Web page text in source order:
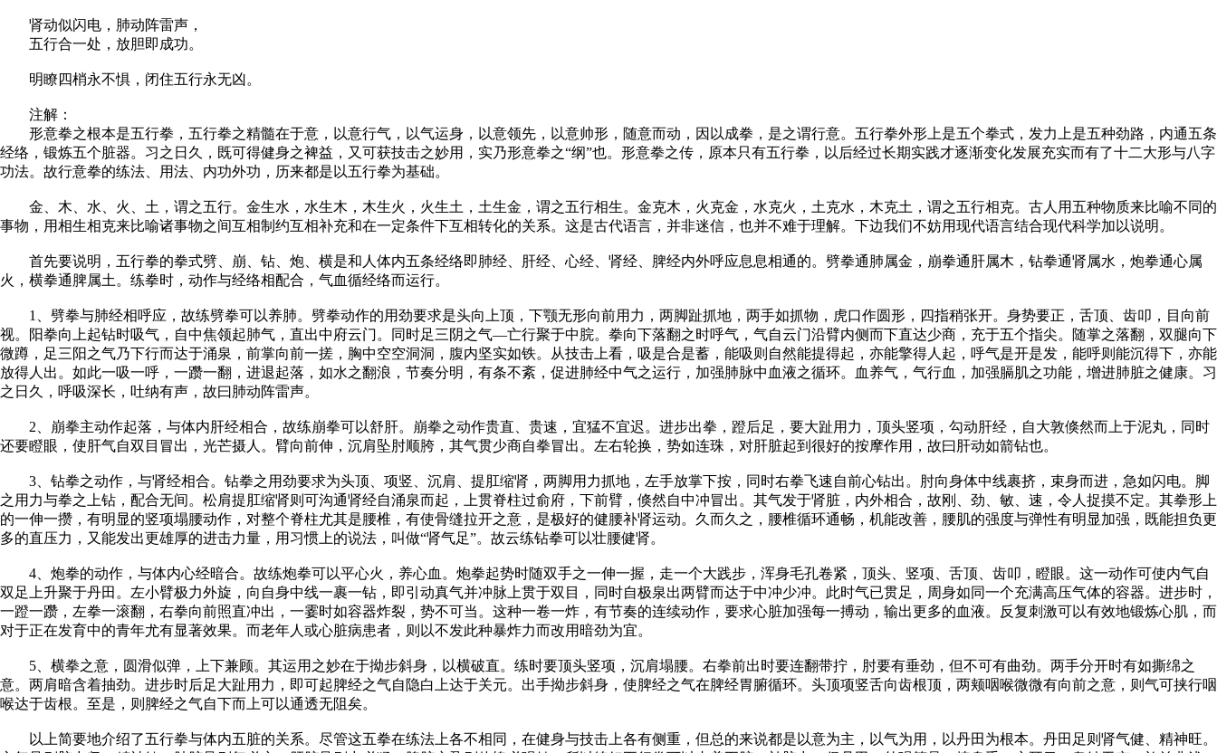
肾动似闪电，肺动阵雷声，
五行合一处，放胆即成功。
明瞭四梢永不惧，闭住五行永无凶。
注解：
形意拳之根本是五行拳，五行拳之精髓在于意，以意行气，以气运身，以意领先，以意帅形，随意而动，因以成拳，是之谓行意。五行拳外形上是五个拳式，发力上是五种劲路，内通五条
经络，锻炼五个脏器。习之日久，既可得健身之裨益，又可获技击之妙用，实乃形意拳之“纲”也。形意拳之传，原本只有五行拳，以后经过长期实践才逐渐变化发展充实而有了十二大形与八字
功法。故行意拳的练法、用法、内功外功，历来都是以五行拳为基础。
金、木、水、火、土，谓之五行。金生水，水生木，木生火，火生土，土生金，谓之五行相生。金克木，火克金，水克火，土克水，木克土，谓之五行相克。古人用五种物质来比喻不同的
事物，用相生相克来比喻诸事物之间互相制约互相补充和在一定条件下互相转化的关系。这是古代语言，并非迷信，也并不难于理解。下边我们不妨用现代语言结合现代科学加以说明。
首先要说明，五行拳的拳式劈、崩、钻、炮、横是和人体内五条经络即肺经、肝经、心经、肾经、脾经内外呼应息息相通的。劈拳通肺属金，崩拳通肝属木，钻拳通肾属水，炮拳通心属
火，横拳通脾属土。练拳时，动作与经络相配合，气血循经络而运行。
1、劈拳与肺经相呼应，故练劈拳可以养肺。劈拳动作的用劲要求是头向上顶，下颚无形向前用力，两脚趾抓地，两手如抓物，虎口作圆形，四指稍张开。身势要正，舌顶、齿叩，目向前
视。阳拳向上起钻时吸气，自中焦领起肺气，直出中府云门。同时足三阴之气—亡行聚于中脘。拳向下落翻之时呼气，气自云门沿臂内侧而下直达少商，充于五个指尖。随掌之落翻，双腿向下
微蹲，足三阳之气乃下行而达于涌泉，前掌向前一搓，胸中空空洞洞，腹内坚实如铁。从技击上看，吸是合是蓄，能吸则自然能提得起，亦能擎得人起，呼气是开是发，能呼则能沉得下，亦能
放得人出。如此一吸一呼，一躜一翻，进退起落，如水之翻浪，节奏分明，有条不紊，促进肺经中气之运行，加强肺脉中血液之循环。血养气，气行血，加强膈肌之功能，增进肺脏之健康。习
之日久，呼吸深长，吐纳有声，故曰肺动阵雷声。
2、崩拳主动作起落，与体内肝经相合，故练崩拳可以舒肝。崩拳之动作贵直、贵速，宜猛不宜迟。进步出拳，蹬后足，要大趾用力，顶头竖项，勾动肝经，自大敦倏然而上于泥丸，同时
还要瞪眼，使肝气自双目冒出，光芒摄人。臂向前伸，沉肩坠肘顺胯，其气贯少商自拳冒出。左右轮换，势如连珠，对肝脏起到很好的按摩作用，故曰肝动如箭钻也。
3、钻拳之动作，与肾经相合。钻拳之用劲要求为头顶、项竖、沉肩、提肛缩肾，两脚用力抓地，左手放掌下按，同时右拳飞速自前心钻出。肘向身体中线裹挤，束身而进，急如闪电。脚
之用力与拳之上钻，配合无间。松肩提肛缩肾则可沟通肾经自涌泉而起，上贯脊柱过俞府，下前臂，倏然自中冲冒出。其气发于肾脏，内外相合，故刚、劲、敏、速，令人捉摸不定。其拳形上
的一伸一攒，有明显的竖项塌腰动作，对整个脊柱尤其是腰椎，有使骨缝拉开之意，是极好的健腰补肾运动。久而久之，腰椎循环通畅，机能改善，腰肌的强度与弹性有明显加强，既能担负更
多的直压力，又能发出更雄厚的进击力量，用习惯上的说法，叫做“肾气足”。故云练钻拳可以壮腰健肾。
4、炮拳的动作，与体内心经暗合。故练炮拳可以平心火，养心血。炮拳起势时随双手之一伸一握，走一个大践步，浑身毛孔卷紧，顶头、竖项、舌顶、齿叩，瞪眼。这一动作可使内气自
双足上升聚于丹田。左小臂极力外旋，向自身中线一裹一钻，即引动真气并冲脉上贯于双目，同时自极泉出两臂而达于中冲少冲。此时气已贯足，周身如同一个充满高压气体的容器。进步时，
一蹬一躜，左拳一滚翻，右拳向前照直冲出，一霎时如容器炸裂，势不可当。这种一卷一炸，有节奏的连续动作，要求心脏加强每一搏动，输出更多的血液。反复刺激可以有效地锻炼心肌，而
对于正在发育中的青年尤有显著效果。而老年人或心脏病患者，则以不发此种暴炸力而改用暗劲为宜。
5、横拳之意，圆滑似弹，上下兼顾。其运用之妙在于拗步斜身，以横破直。练时要顶头竖项，沉肩塌腰。右拳前出时要连翻带拧，肘要有垂劲，但不可有曲劲。两手分开时有如撕绵之
意。两肩暗含着抽劲。进步时后足大趾用力，即可起脾经之气自隐白上达于关元。出手拗步斜身，使脾经之气在脾经胃腑循环。头顶项竖舌向齿根顶，两颊咽喉微微有向前之意，则气可挟行咽
喉达于齿根。至是，则脾经之气自下而上可以通透无阻矣。
以上简要地介绍了五行拳与体内五脏的关系。尽管这五拳在练法上各不相同，在健身与技击上各有侧重，但总的来说都是以意为主，以气为用，以丹田为根本。丹田足则肾气健、精神旺。